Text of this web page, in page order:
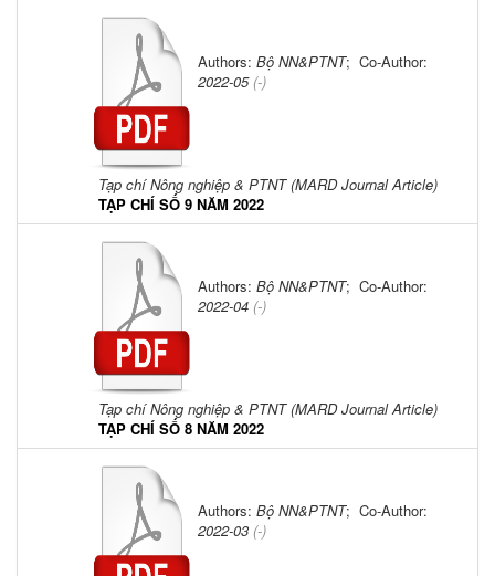
Tạp chí Nông nghiệp & PTNT (MARD Journal Article)
TẠP CHÍ SỐ 9 NĂM 2022
Authors: Bộ NN&PTNT; Co-Author:
2022-05(-)
Tạp chí Nông nghiệp & PTNT (MARD Journal Article)
TẠP CHÍ SỐ 8 NĂM 2022
Authors: Bộ NN&PTNT; Co-Author:
2022-04 (-)
Authors: Bộ NN&PTNT; Co-Author:
2022-03 (-)